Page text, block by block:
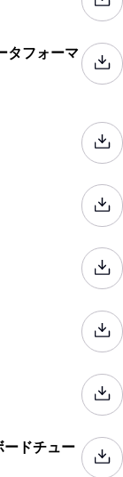
タフォーマ
ドチュー